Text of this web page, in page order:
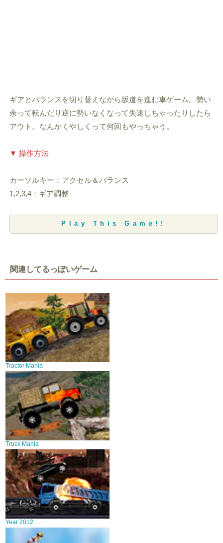
ギアとバランスを切り替えながら坂道を進む車ゲーム。勢い
余って転んだり逆に勢いなくなって失速しちゃったりしたら
アウト。なんかくやしくって何回もやっちゃう。
▼ 操作方法
カーソルキー：アクセル＆バランス
1,2,3,4：ギア調整
Play This Game!!
関連してるっぽいゲーム
Tractor Mania
Truck Mania
Year 2012